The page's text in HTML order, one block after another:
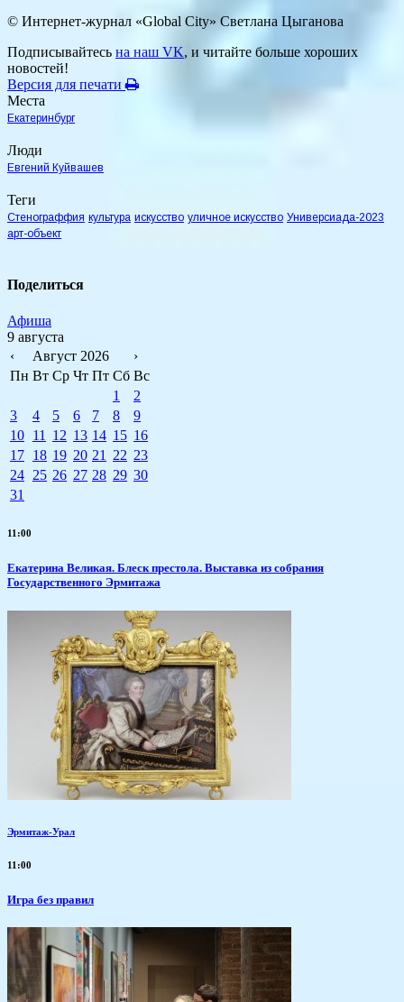
© Интернет-журнал «Global City» Светлана Цыганова
Подписывайтесь на наш VK, и читайте больше хороших
новостей!
Версия для печати
Места
Екатеринбург
Люди
Евгений Куйвашев
Теги
Стенограффия культура искусство уличное искусство Универсиада-2023
арт-объект
Поделиться
Афиша
9 августа
‹
Август 2026
›
Пн Вт Ср Чт Пт Сб Вс
1
2
3
4 5 6 7 8
9
10 11 12 13 14 15 16
17 18 19 20 21 22 23
24 25 26 27 28 29 30
31
11:00
Екатерина Великая. Блеск престола. Выставка из собрания
Государственного Эрмитажа
Эрмитаж-Урал
11:00
​Игра без правил